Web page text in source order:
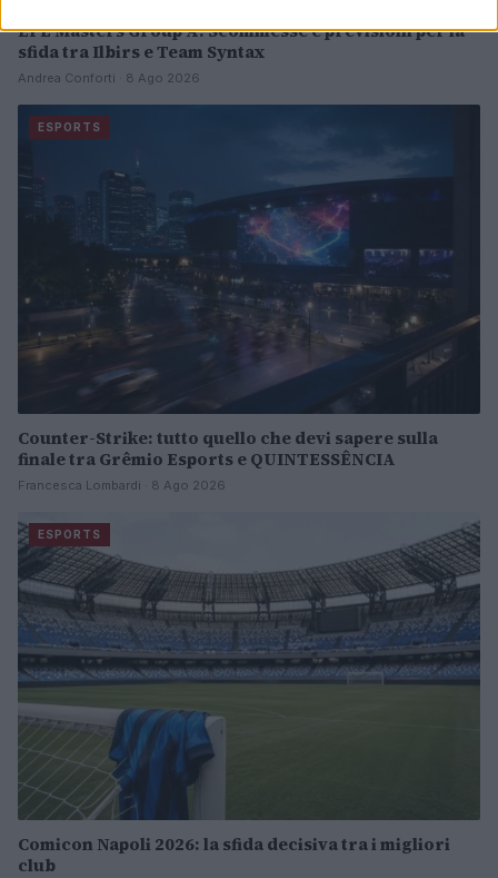
EPL Masters Group A: Scommesse e previsioni per la
sfida tra Ilbirs e Team Syntax
Andrea Conforti · 8 Ago 2026
ESPORTS
Counter-Strike: tutto quello che devi sapere sulla
finale tra Grêmio Esports e QUINTESSÊNCIA
Francesca Lombardi · 8 Ago 2026
ESPORTS
Comicon Napoli 2026: la sfida decisiva tra i migliori
club